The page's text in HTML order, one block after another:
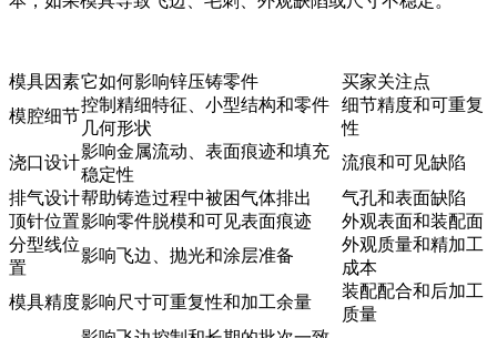
模具因素它如何影响锌压铸零件
买家关注点
模腔细节
控制精细特征、小型结构和零件
几何形状
细节精度和可重复
性
浇口设计
影响金属流动、表面痕迹和填充
稳定性
流痕和可见缺陷
排气设计帮助铸造过程中被困气体排出
气孔和表面缺陷
顶针位置影响零件脱模和可见表面痕迹
外观表面和装配面
分型线位
置
影响飞边、抛光和涂层准备
外观质量和精加工
成本
模具精度影响尺寸可重复性和加工余量
装配配合和后加工
质量